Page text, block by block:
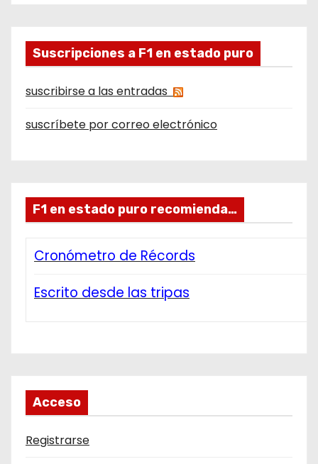
Suscripciones a F1 en estado puro
suscribirse a las entradas
suscríbete por correo electrónico
F1 en estado puro recomienda…
Cronómetro de Récords
Escrito desde las tripas
Acceso
Registrarse